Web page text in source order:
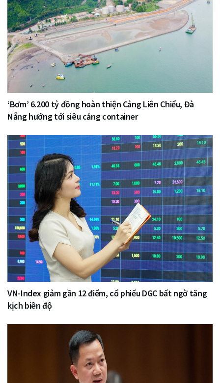
‘Bơm’ 6.200 tỷ đồng hoàn thiện Cảng Liên Chiểu, Đà
Nẵng hướng tới siêu cảng container
VN-Index giảm gần 12 điểm, cổ phiếu DGC bất ngờ tăng
kịch biên độ